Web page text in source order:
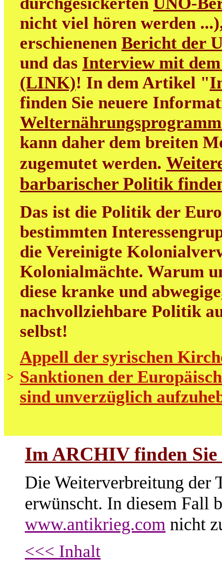
nicht viel hören werden
erschienenen Bericht der
und das Interview mit
(LINK)! In dem Artikel "
finden Sie neuere
kann daher dem breiten
zugemutet werden.
barbarischer Politik
Das ist die Politik der
bestimmten
die Vereinigte
Kolonialmächte. Warum
diese kranke und
nachvollziehbare Politik
selbst!
>
Appell der syrischen
Sanktionen der
sind unverzüglich
Im ARCHIV finden
Die Weiterverbreitung der
erwünscht. In diesem Fall
www.antikrieg.com nicht
<<< Inhalt